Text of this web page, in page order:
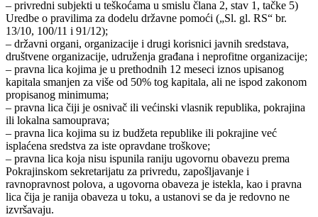
– privredni subjekti u teškoćama u smislu člana 2, stav 1, tačke 5)
Uredbe o pravilima za dodelu državne pomoći („Sl. gl. RS“ br.
13/10, 100/11 i 91/12);
– državni organi, organizacije i drugi korisnici javnih sredstava,
društvene organizacije, udruženja građana i neprofitne organizacije;
– pravna lica kojima je u prethodnih 12 meseci iznos upisanog
kapitala smanjen za više od 50% tog kapitala, ali ne ispod zakonom
propisanog minimuma;
– pravna lica čiji je osnivač ili većinski vlasnik republika, pokrajina
ili lokalna samouprava;
– pravna lica kojima su iz budžeta republike ili pokrajine već
isplaćena sredstva za iste opravdane troškove;
– pravna lica koja nisu ispunila raniju ugovornu obavezu prema
Pokrajinskom sekretarijatu za privredu, zapošljavanje i
ravnopravnost polova, a ugovorna obaveza je istekla, kao i pravna
lica čija je ranija obaveza u toku, a ustanovi se da je redovno ne
izvršavaju.